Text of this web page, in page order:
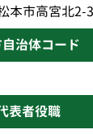
本市高宮北2-
治体コード
表者役職